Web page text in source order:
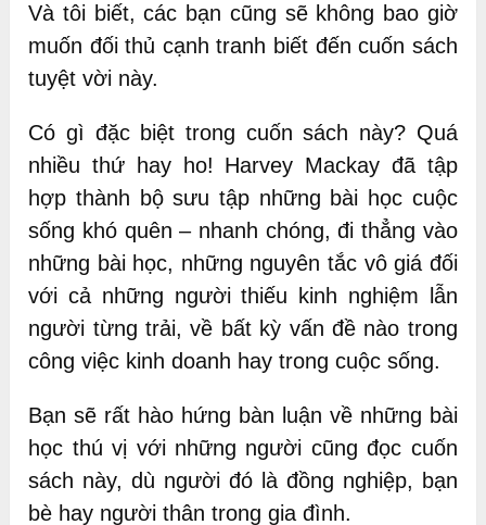
Và tôi biết, các bạn cũng sẽ không bao giờ
muốn đối thủ cạnh tranh biết đến cuốn sách
tuyệt vời này.
Có gì đặc biệt trong cuốn sách này? Quá
nhiều thứ hay ho! Harvey Mackay đã tập
hợp thành bộ sưu tập những bài học cuộc
sống khó quên – nhanh chóng, đi thẳng vào
những bài học, những nguyên tắc vô giá đối
với cả những người thiếu kinh nghiệm lẫn
người từng trải, về bất kỳ vấn đề nào trong
công việc kinh doanh hay trong cuộc sống.
Bạn sẽ rất hào hứng bàn luận về những bài
học thú vị với những người cũng đọc cuốn
sách này, dù người đó là đồng nghiệp, bạn
bè hay người thân trong gia đình.